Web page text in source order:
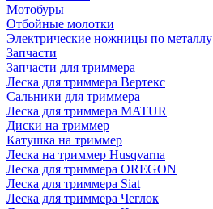
Мотобуры
Отбойные молотки
Электрические ножницы по металлу
Запчасти
Запчасти для триммера
Леска для триммера Вертекс
Сальники для триммера
Леска для триммера MATUR
Диски на триммер
Катушка на триммер
Леска на триммер Husqvarna
Леска для триммера OREGON
Леска для триммера Siat
Леска для триммера Чеглок